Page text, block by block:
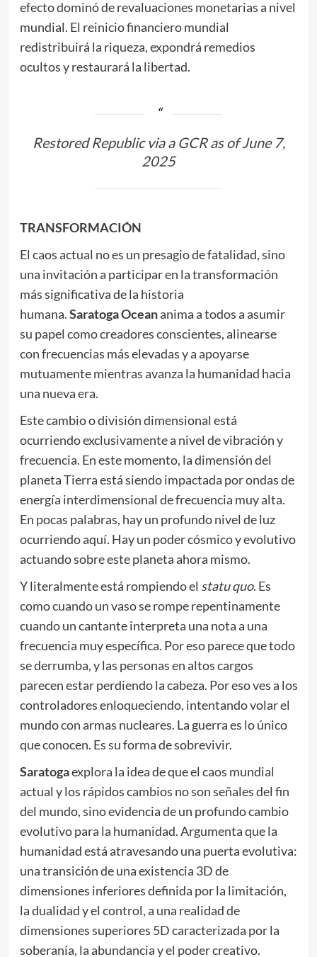
efecto dominó de revaluaciones monetarias a nivel
mundial. El reinicio financiero mundial
redistribuirá la riqueza, expondrá remedios
ocultos y restaurará la libertad.
Restored Republic via a GCR as of June 7,
2025
TRANSFORMACIÓN
El caos actual no es un presagio de fatalidad, sino
una invitación a participar en la transformación
más significativa de la historia
humana.SaratogaOceananima a todos a asumir
su papel como creadores conscientes, alinearse
con frecuencias más elevadas y a apoyarse
mutuamente mientras avanza la humanidad hacia
una nueva era.
Este cambio o división dimensional está
ocurriendo exclusivamente a nivel de vibración y
frecuencia. En este momento, la dimensión del
planeta Tierra está siendo impactada por ondas de
energía interdimensional de frecuencia muy alta.
En pocas palabras, hay un profundo nivel de luz
ocurriendo aquí. Hay un poder cósmico y evolutivo
actuando sobre este planeta ahora mismo.
Y literalmente está rompiendo el statu quo. Es
como cuando un vaso se rompe repentinamente
cuando un cantante interpreta una nota a una
frecuencia muy específica. Por eso parece que todo
se derrumba, y las personas en altos cargos
parecen estar perdiendo la cabeza. Por eso ves a los
controladores enloqueciendo, intentando volar el
mundo con armas nucleares. La guerra es lo único
que conocen. Es su forma de sobrevivir.
Saratogaexplora la idea de que el caos mundial
actual y los rápidos cambios no son señales del fin
del mundo, sino evidencia de un profundo cambio
evolutivo para la humanidad. Argumenta que la
humanidad está atravesando una puerta evolutiva:
una transición de una existencia 3D de
dimensiones inferiores definida por la limitación,
la dualidad y el control, a una realidad de
dimensiones superiores 5D caracterizada por la
soberanía, la abundancia y el poder creativo.